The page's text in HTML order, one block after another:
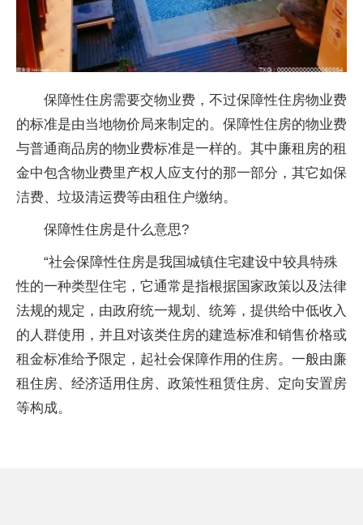
保障性住房需要交物业费，不过保障性住房物业费
的标准是由当地物价局来制定的。保障性住房的物业费
与普通商品房的物业费标准是一样的。其中廉租房的租
金中包含物业费里产权人应支付的那一部分，其它如保
洁费、垃圾清运费等由租住户缴纳。
保障性住房是什么意思?
“社会保障性住房是我国城镇住宅建设中较具特殊
性的一种类型住宅，它通常是指根据国家政策以及法律
法规的规定，由政府统一规划、统筹，提供给中低收入
的人群使用，并且对该类住房的建造标准和销售价格或
租金标准给予限定，起社会保障作用的住房。一般由廉
租住房、经济适用住房、政策性租赁住房、定向安置房
等构成。